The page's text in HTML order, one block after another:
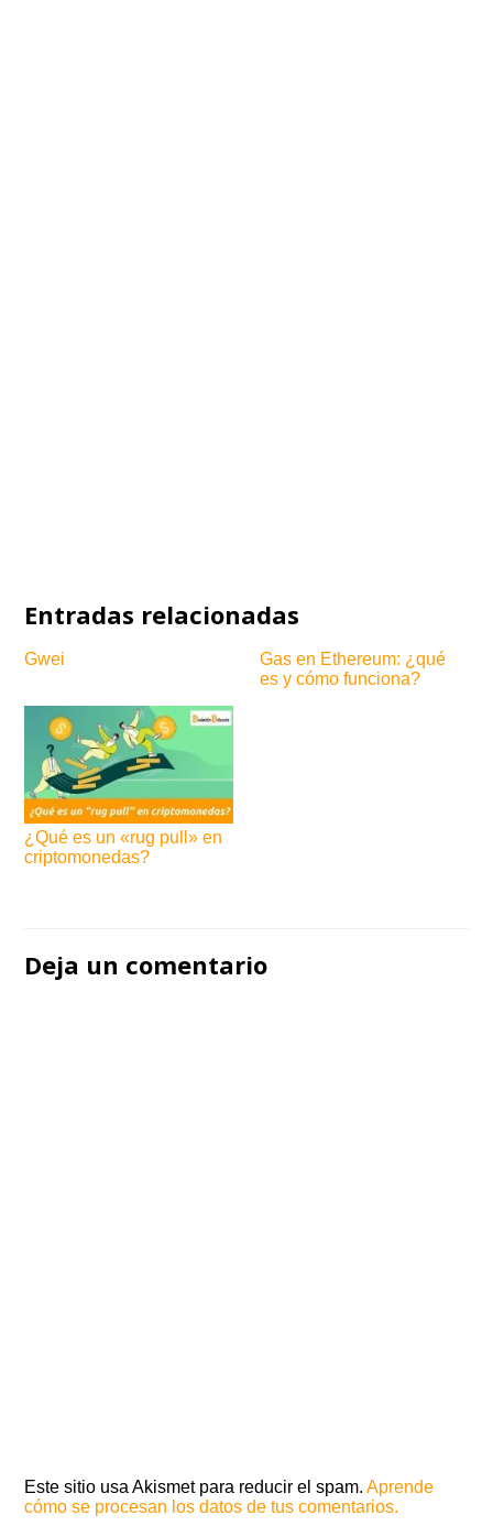
Entradas relacionadas
Gwei
Gas en Ethereum: ¿qué
es y cómo funciona?
¿Qué es un «rug pull» en
criptomonedas?
entradas
Deja un comentario
Este sitio usa Akismet para reducir el spam.Aprende
cómo se procesan los datos de tus comentarios.